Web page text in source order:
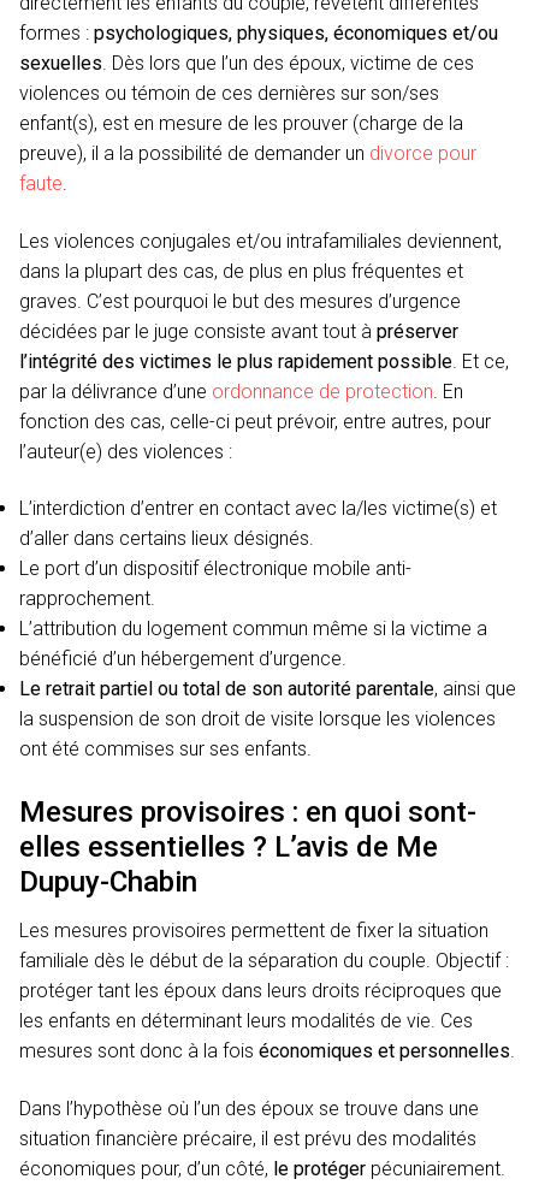
formes : psychologiques, physiques, économiques et/ou
sexuelles. Dès lors que l’un des époux, victime de ces
violences ou témoin de ces dernières sur son/ses
enfant(s), est en mesure de les prouver (charge de la
preuve), il a la possibilité de demander un divorce pour
faute.
Les violences conjugales et/ou intrafamiliales deviennent,
dans la plupart des cas, de plus en plus fréquentes et
graves. C’est pourquoi le but des mesures d’urgence
décidées par le juge consiste avant tout à préserver
l’intégrité des victimes le plus rapidement possible . Et ce,
par la délivrance d’une ordonnance de protection . En
fonction des cas, celle-ci peut prévoir, entre autres, pour
l’auteur(e) des violences :
L’interdiction d’entrer en contact avec la/les victime(s) et
d’aller dans certains lieux désignés.
Le port d’un dispositif électronique mobile anti-
rapprochement.
L’attribution du logement commun même si la victime a
bénéficié d’un hébergement d’urgence.
Le retrait partiel ou total de son autorité parentale, ainsi que
la suspension de son droit de visite lorsque les violences
ont été commises sur ses enfants.
Mesures provisoires : en quoi sont-
elles essentielles ? L’avis de Me
Dupuy-Chabin
Les mesures provisoires permettent de fixer la situation
familiale dès le début de la séparation du couple. Objectif :
protéger tant les époux dans leurs droits réciproques que
les enfants en déterminant leurs modalités de vie. Ces
mesures sont donc à la fois économiques et personnelles.
Dans l’hypothèse où l’un des époux se trouve dans une
situation financière précaire, il est prévu des modalités
économiques pour, d’un côté, le protéger pécuniairement.